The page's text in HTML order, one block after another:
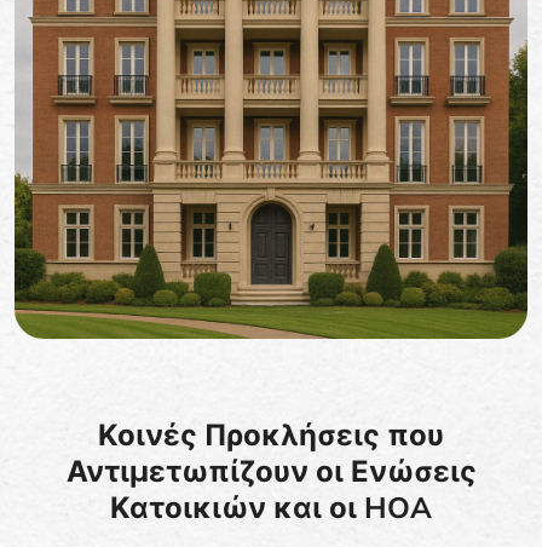
Κοινές Προκλήσεις που
Αντιμετωπίζουν οι Ενώσεις
Κατοικιών και οι HOA